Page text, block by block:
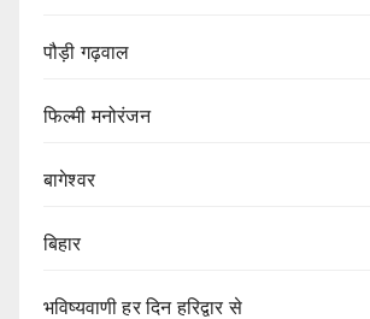
पौड़ी गढ़वाल
फिल्मी मनोरंजन
बागेश्वर
बिहार
भविष्यवाणी हर दिन हरिद्वार से